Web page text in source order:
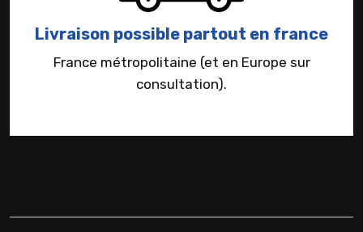
Livraison possible partout en france
France métropolitaine (et en Europe sur
consultation).